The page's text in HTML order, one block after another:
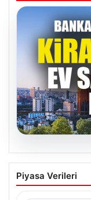
05.08.2026
DAP
güvencesi
Piyasa Verileri